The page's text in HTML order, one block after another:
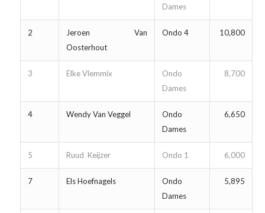
Dames
2
Jeroen Van
Oosterhout
Ondo 4 10,800
3 Elke Vlemmix
Ondo
Dames
8,700
4 Wendy Van Veggel
Ondo
Dames
6,650
5 Ruud Keijzer Ondo 1 6,000
7 Els Hoefnagels
Ondo
Dames
5,895